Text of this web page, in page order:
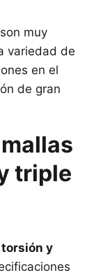
muy
variedad de
en el
de gran
triple
y